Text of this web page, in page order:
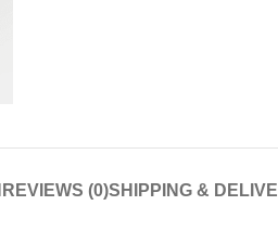
REVIEWS (0)SHIPPING &